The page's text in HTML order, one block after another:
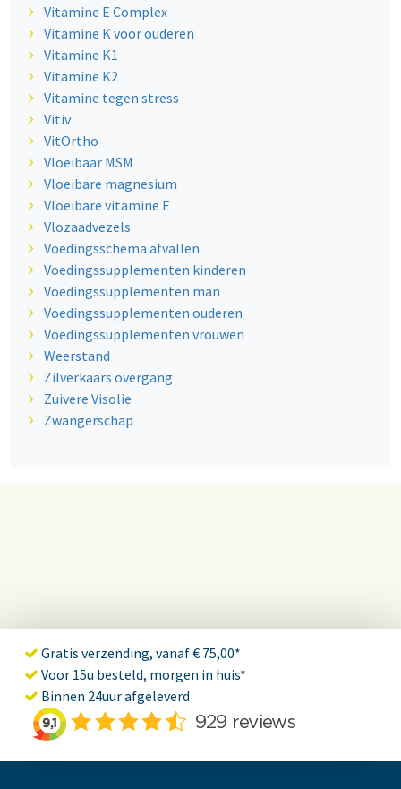
Vitamine E Complex
Vitamine K voor ouderen
Vitamine K1
Vitamine K2
Vitamine tegen stress
Vitiv
VitOrtho
Vloeibaar MSM
Vloeibare magnesium
Vloeibare vitamine E
Vlozaadvezels
Voedingsschema afvallen
Voedingssupplementen kinderen
Voedingssupplementen man
Voedingssupplementen ouderen
Voedingssupplementen vrouwen
Weerstand
Zilverkaars overgang
Zuivere Visolie
Zwangerschap
Gratis verzending, vanaf € 75,00*
Voor 15u besteld, morgen in huis*
Binnen 24uur afgeleverd